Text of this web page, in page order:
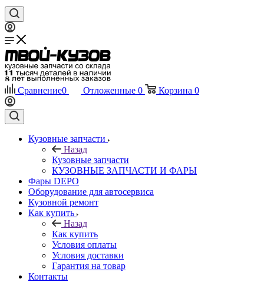
Сравнение0 Отложенные 0 Корзина 0
Кузовные запчасти
Назад
Кузовные запчасти
КУЗОВНЫЕ ЗАПЧАСТИ И ФАРЫ
Фары DEPO
Оборудование для автосервиса
Кузовной ремонт
Как купить
Назад
Как купить
Условия оплаты
Условия доставки
Гарантия на товар
Контакты